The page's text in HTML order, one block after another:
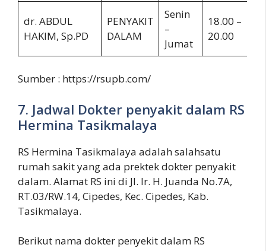
dr. ABDUL
HAKIM, Sp.PD
PENYAKIT
DALAM
Senin
–
Jumat
18.00 –
20.00
Sumber : https://rsupb.com/
7. Jadwal Dokter penyakit dalam RS
Hermina Tasikmalaya
RS Hermina Tasikmalaya adalah salahsatu
rumah sakit yang ada prektek dokter penyakit
dalam. Alamat RS ini di Jl. Ir. H. Juanda No.7A,
RT.03/RW.14, Cipedes, Kec. Cipedes, Kab.
Tasikmalaya.
Berikut nama dokter penyekit dalam RS